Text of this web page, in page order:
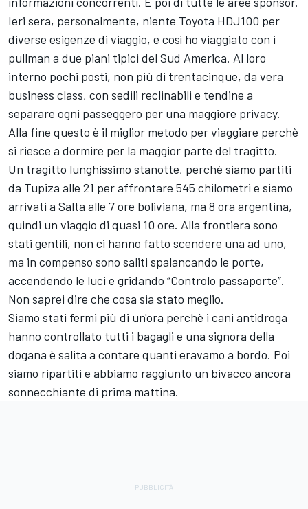
Ieri sera, personalmente, niente Toyota HDJ100 per
diverse esigenze di viaggio, e così ho viaggiato con i
pullman a due piani tipici del Sud America. Al loro
interno pochi posti, non più di trentacinque, da vera
business class, con sedili reclinabili e tendine a
separare ogni passeggero per una maggiore privacy.
Alla fine questo è il miglior metodo per viaggiare perchè
si riesce a dormire per la maggior parte del tragitto.
Un tragitto lunghissimo stanotte, perchè siamo partiti
da Tupiza alle 21 per affrontare 545 chilometri e siamo
arrivati a Salta alle 7 ore boliviana, ma 8 ora argentina,
quindi un viaggio di quasi 10 ore. Alla frontiera sono
stati gentili, non ci hanno fatto scendere una ad uno,
ma in compenso sono saliti spalancando le porte,
accendendo le luci e gridando “Controlo passaporte”.
Non saprei dire che cosa sia stato meglio.
Siamo stati fermi più di un'ora perchè i cani antidroga
hanno controllato tutti i bagagli e una signora della
dogana è salita a contare quanti eravamo a bordo. Poi
siamo ripartiti e abbiamo raggiunto un bivacco ancora
sonnecchiante di prima mattina.